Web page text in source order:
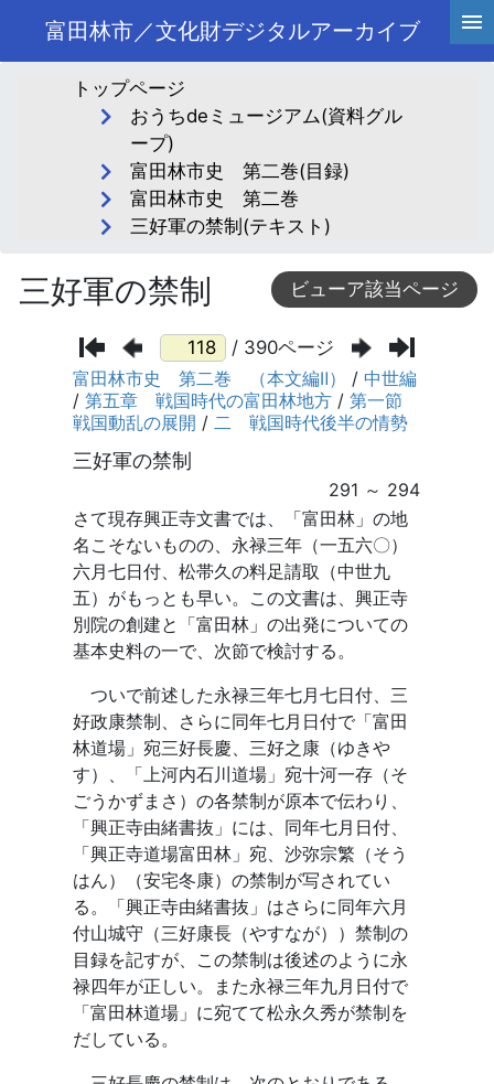
富田林市／文化財デジタルアーカイブ
トップページ
おうちdeミュージアム(資料グル
ープ)
富田林市史 第二巻(目録)
富田林市史 第二巻
三好軍の禁制(テキスト)
三好軍の禁制 ビューア該当ページ
/ 390ページ